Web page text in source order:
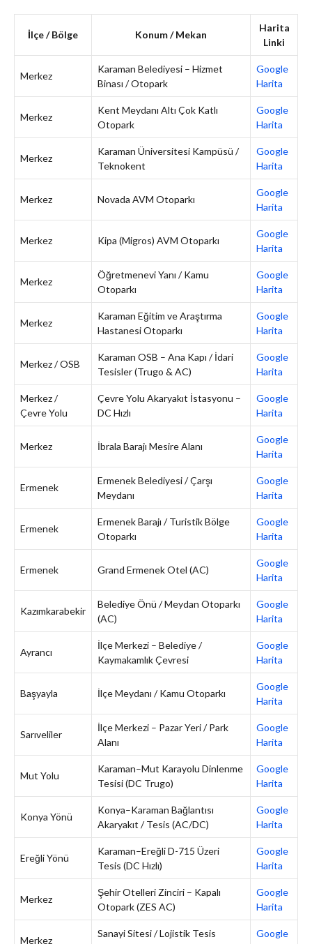
İlçe / Bölge Konum / Mekan
Harita
Linki
Merkez
Karaman Belediyesi – Hizmet
Binası / Otopark
Google
Harita
Merkez
Kent Meydanı Altı Çok Katlı
Otopark
Google
Harita
Merkez
Karaman Üniversitesi Kampüsü /
Teknokent
Google
Harita
Merkez Novada AVM Otoparkı
Google
Harita
Merkez Kipa (Migros) AVM Otoparkı
Google
Harita
Merkez
Öğretmenevi Yanı / Kamu
Otoparkı
Google
Harita
Merkez
Karaman Eğitim ve Araştırma
Hastanesi Otoparkı
Google
Harita
Merkez / OSB
Karaman OSB – Ana Kapı / İdari
Tesisler (Trugo & AC)
Google
Harita
Merkez /
Çevre Yolu
Çevre Yolu Akaryakıt İstasyonu –
DC Hızlı
Google
Harita
Merkez İbrala Barajı Mesire Alanı
Google
Harita
Ermenek
Ermenek Belediyesi / Çarşı
Meydanı
Google
Harita
Ermenek
Ermenek Barajı / Turistik Bölge
Otoparkı
Google
Harita
Ermenek Grand Ermenek Otel (AC)
Google
Harita
Kazımkarabekir
Belediye Önü / Meydan Otoparkı
(AC)
Google
Harita
Ayrancı
İlçe Merkezi – Belediye /
Kaymakamlık Çevresi
Google
Harita
Başyayla İlçe Meydanı / Kamu Otoparkı
Google
Harita
Sarıveliler
İlçe Merkezi – Pazar Yeri / Park
Alanı
Google
Harita
Mut Yolu
Karaman–Mut Karayolu Dinlenme
Tesisi (DC Trugo)
Google
Harita
Konya Yönü
Konya–Karaman Bağlantısı
Akaryakıt / Tesis (AC/DC)
Google
Harita
Ereğli Yönü
Karaman–Ereğli D-715 Üzeri
Tesis (DC Hızlı)
Google
Harita
Merkez
Şehir Otelleri Zinciri – Kapalı
Otopark (ZES AC)
Google
Harita
Merkez
Sanayi Sitesi / Lojistik Tesis
Google